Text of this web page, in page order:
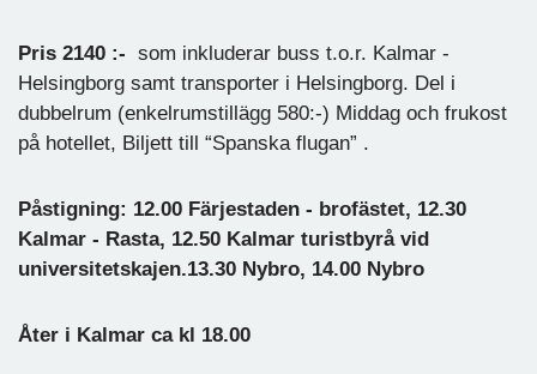
Pris 2140 :- som inkluderar buss t.o.r. Kalmar -
Helsingborg samt transporter i Helsingborg. Del i
dubbelrum (enkelrumstillägg 580:-) Middag och frukost
på hotellet, Biljett till “Spanska flugan” .
Påstigning: 12.00 Färjestaden - brofästet, 12.30
Kalmar - Rasta, 12.50 Kalmar turistbyrå vid
universitetskajen.13.30 Nybro, 14.00 Nybro
Åter i Kalmar ca kl 18.00